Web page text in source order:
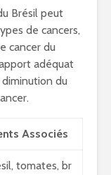
Brésil peut
de cancers,
cancer du
adéquat
du
Associés
tomates, br